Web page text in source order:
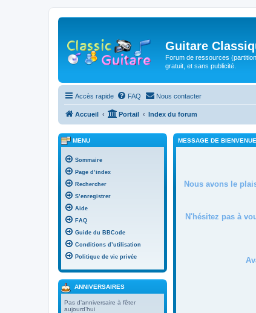
Guitare
Forum de ressources
gratuit, et sans publicité.
Accès rapide FAQ Nous contacter
Accueil Portail Index du forum
MESSAGE DE BIENVENUE
Nous avons le
N'hésitez pas à
MENU
Sommaire
Page d’index
Rechercher
S’enregistrer
Aide
FAQ
Guide du BBCode
Conditions d’utilisation
Politique de vie privée
ANNIVERSAIRES
Pas d’anniversaire à fêter
aujourd’hui